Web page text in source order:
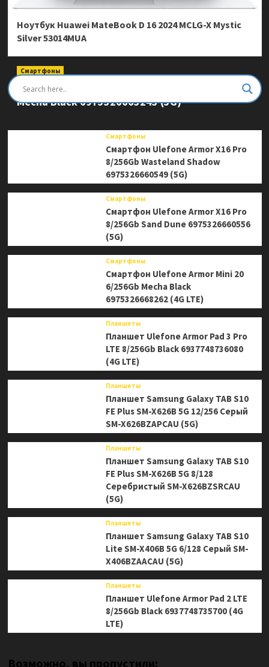
Ноутбук Huawei MateBook D 16 2024 MCLG-X Mystic
Silver 53014MUA
Смартфоны
Смартфон Ulefone Armor Mini 20 Pro 8/256Gb
Mecha Black 6975326663243 (5G)
Смартфоны
Смартфон Ulefone Armor X16 Pro
8/256Gb Wasteland Shadow
6975326660549 (5G)
Смартфоны
Смартфон Ulefone Armor X16 Pro
8/256Gb Sand Dune 6975326660556
(5G)
Смартфоны
Смартфон Ulefone Armor Mini 20
6/256Gb Mecha Black
6975326668262 (4G LTE)
Планшеты
Планшет Ulefone Armor Pad 3 Pro
LTE 8/256Gb Black 6937748736080
(4G LTE)
Планшеты
Планшет Samsung Galaxy TAB S10
FE Plus SM-X626B 5G 12/256 Серый
SM-X626BZAPCAU (5G)
Планшеты
Планшет Samsung Galaxy TAB S10
FE Plus SM-X626B 5G 8/128
Серебристый SM-X626BZSRCAU
(5G)
Планшеты
Планшет Samsung Galaxy TAB S10
Lite SM-X406B 5G 6/128 Серый SM-
X406BZAACAU (5G)
Планшеты
Планшет Ulefone Armor Pad 2 LTE
8/256Gb Black 6937748735700 (4G
LTE)
Возможно, вы пропустили: